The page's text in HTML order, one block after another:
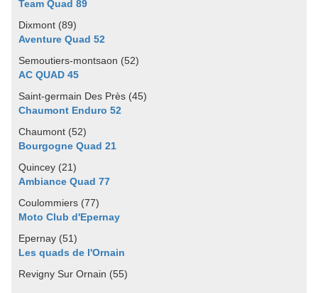
Team Quad 89
Dixmont (89)
Aventure Quad 52
Semoutiers-montsaon (52)
AC QUAD 45
Saint-germain Des Près (45)
Chaumont Enduro 52
Chaumont (52)
Bourgogne Quad 21
Quincey (21)
Ambiance Quad 77
Coulommiers (77)
Moto Club d'Epernay
Epernay (51)
Les quads de l'Ornain
Revigny Sur Ornain (55)